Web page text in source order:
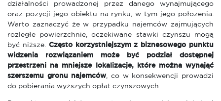
działalności prowadzonej przez danego wynajmującego
oraz pozycji jego obiektu na rynku, w tym jego położenia.
Warto zaznaczyć że w przypadku najemców zajmujących
rozległe powierzchnie, oczekiwane stawki czynszu mogą
być niższe. Często korzystniejszym z biznesowego punktu
widzenia rozwiązaniem może być podział dostępnej
przestrzeni na mniejsze lokalizacje, które można wynająć
szerszemu gronu najemców, co w konsekwencji prowadzi
do pobierania wyższych opłat czynszowych.